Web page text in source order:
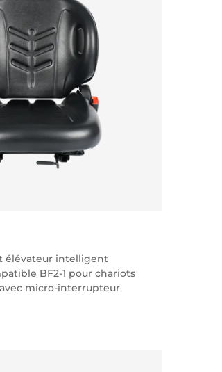
élévateur intelligent
BF2-1 pour chariots
micro-interrupteur